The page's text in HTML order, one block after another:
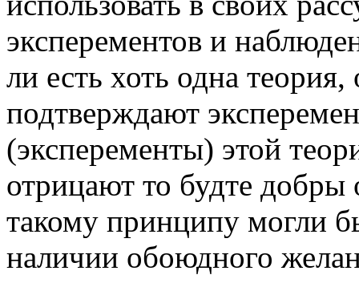
эксперементов и
ли есть хоть одна
подтверждают
(эксперементы) этой
отрицают то будте
такому принципу могли
наличии обоюдного